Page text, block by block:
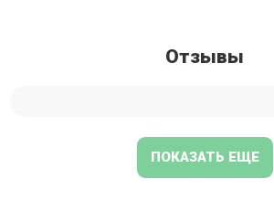
Отзывы
ПОКАЗАТЬ ЕЩЕ